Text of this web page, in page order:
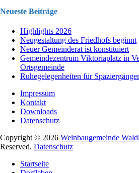
Neueste Beiträge
Highlights 2026
Neugestaltung des Friedhofs beginnt
Neuer Gemeinderat ist konstituiert
Gemeindezentrum Viktoriaplatz in
Ortsgemeinde
Ruhegelegenheiten für Spaziergänger
Impressum
Kontakt
Downloads
Datenschutz
Copyright © 2026 Weinbaugemeinde
Reserved. Datenschutz
oben
Startseite